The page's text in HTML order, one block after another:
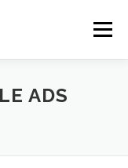
Menu
ADS